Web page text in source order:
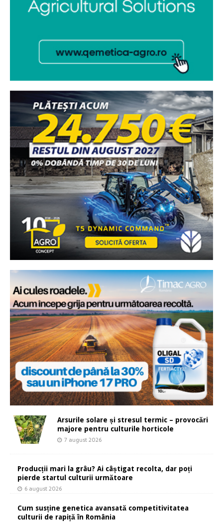
Arsurile solare și stresul termic – provocări
majore pentru culturile horticole
7 august 2026
Producții mari la grâu? Ai câștigat recolta, dar poți
pierde startul culturii următoare
6 august 2026
Cum susține genetica avansată competitivitatea
culturii de rapiță în România